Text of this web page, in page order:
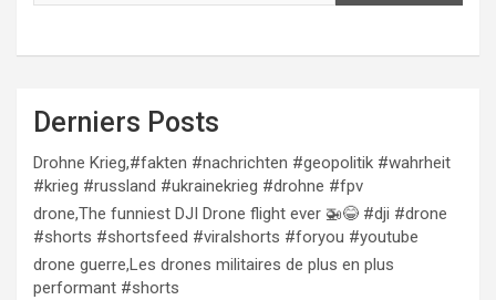
Derniers Posts
Drohne Krieg,#fakten #nachrichten #geopolitik #wahrheit
#krieg #russland #ukrainekrieg #drohne #fpv
drone,The funniest DJI Drone flight ever 🚁😂 #dji #drone
#shorts #shortsfeed #viralshorts #foryou #youtube
drone guerre,Les drones militaires de plus en plus
performant #shorts